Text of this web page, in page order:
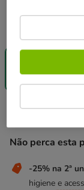
-25% na 2ª
Não perca esta
-25% na 2ª un
higiene e
Preço 13.79€
13.79€